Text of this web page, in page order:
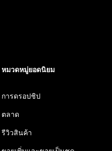
หมวดหมู่ยอดนิยม
การดรอปชิป
ตลาด
รีวิวสินค้า